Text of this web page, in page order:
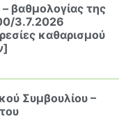
βαθμολογίας της
3.7.2026
καθαρισμού
Συμβουλίου –